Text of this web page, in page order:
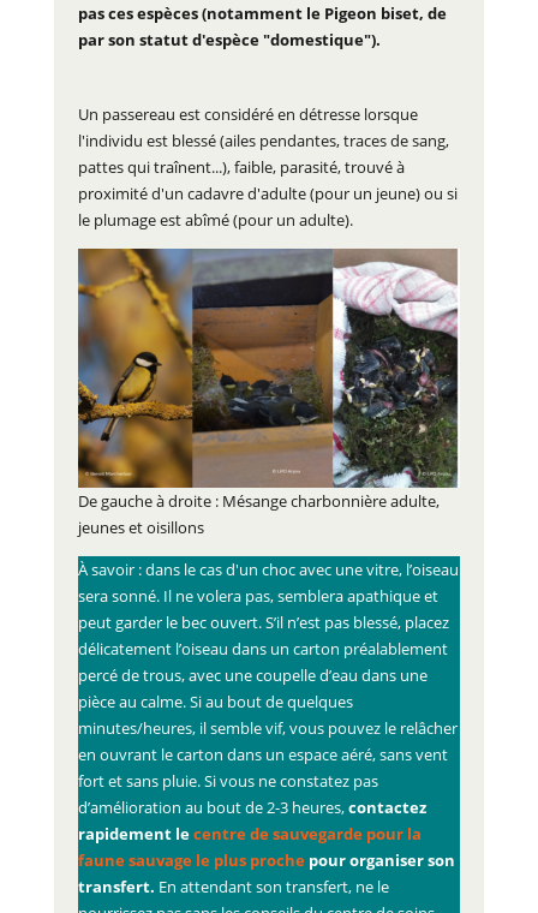
pas ces espèces (notamment le Pigeon biset, de
par son statut d'espèce "domestique").
Un passereau est considéré en détresse lorsque
l'individu est blessé (ailes pendantes, traces de sang,
pattes qui traînent...), faible, parasité, trouvé à
proximité d'un cadavre d'adulte (pour un jeune) ou si
le plumage est abîmé (pour un adulte).
De gauche à droite : Mésange charbonnière adulte,
jeunes et oisillons
À savoir : dans le cas d'un choc avec une vitre, l’oiseau
sera sonné. Il ne volera pas, semblera apathique et
peut garder le bec ouvert. S’il n’est pas blessé, placez
délicatement l’oiseau dans un carton préalablement
percé de trous, avec une coupelle d’eau dans une
pièce au calme. Si au bout de quelques
minutes/heures, il semble vif, vous pouvez le relâcher
en ouvrant le carton dans un espace aéré, sans vent
fort et sans pluie. Si vous ne constatez pas
d’amélioration au bout de 2-3 heures,contactez
rapidement lecentre de sauvegarde pour la
faune sauvage le plus prochepour organiser son
transfert. En attendant son transfert, ne le